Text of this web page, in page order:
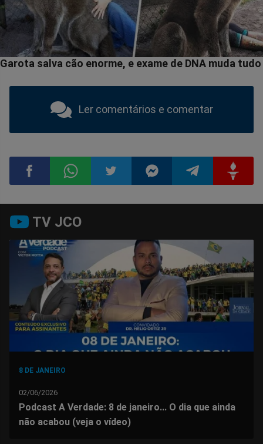
Ler comentários e comentar
no
Facebook
no
Whatsapp
no
Twitter
no
Messenger
no
Telegram
no
Gettr
TV JCO
8 DE JANEIRO
02/06/2026
Podcast A Verdade: 8 de janeiro... O dia que ainda
não acabou (veja o vídeo)